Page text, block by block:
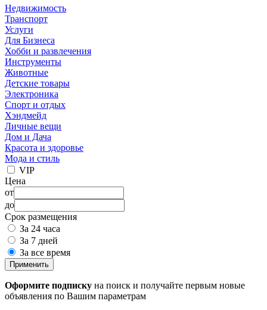
Недвижимость
Транспорт
Услуги
Для Бизнеса
Хобби и развлечения
Инструменты
Животные
Детские товары
Электроника
Спорт и отдых
Хэндмейд
Личные вещи
Дом и Дача
Красота и здоровье
Мода и стиль
VIP
Цена
от
до
Срок размещения
За 24 часа
За 7 дней
За все время
Применить
Оформите подписку на поиск и получайте первым новые
объявления по Вашим параметрам